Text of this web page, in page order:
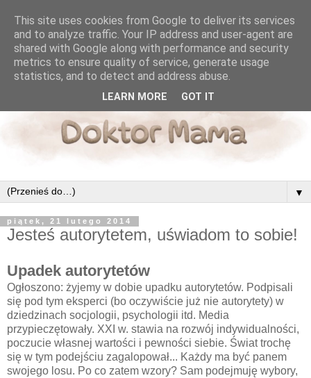
▼
piątek, 21 lutego 2014
Jesteś autorytetem, uświadom to sobie!
Upadek autorytetów
Ogłoszono: żyjemy w dobie upadku autorytetów. Podpisali
się pod tym eksperci (bo oczywiście już nie autorytety) w
dziedzinach socjologii, psychologii itd. Media
przypieczętowały. XXI w. stawia na rozwój indywidualności,
poczucie własnej wartości i pewności siebie. Świat trochę
się w tym podejściu zagalopował... Każdy ma być panem
swojego losu. Po co zatem wzory? Sam podejmuję wybory,
This site uses cookies from Google to deliver its services
and to analyze traffic. Your IP address and user-agent are
shared with Google along with performance and security
metrics to ensure quality of service, generate usage
statistics, and to detect and address abuse.
LEARN MORE GOT IT